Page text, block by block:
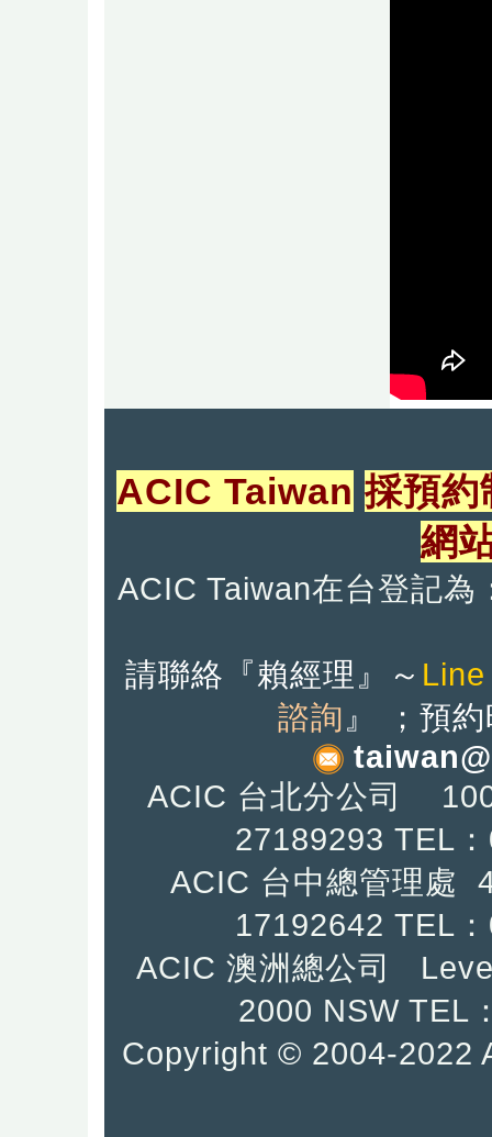
ACIC Taiwan 採預約
網
ACIC Taiwan在台登記為
請聯絡『賴經理』 ～
諮詢 』
；預
ACIC 台北分公司
27189293 TEL
ACIC 台中總管理
17192642 TEL
ACIC 澳洲總公司
2000 NSW TEL
Copyright © 2004-2022